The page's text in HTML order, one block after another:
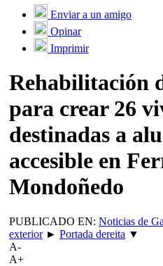
Enviar a un amigo
Opinar
Imprimir
Rehabilitación
para crear 26
destinadas a
accesible en
Mondoñedo
PUBLICADO EN: Noticias de
exterior► Portada dereita ▼
A-
A+